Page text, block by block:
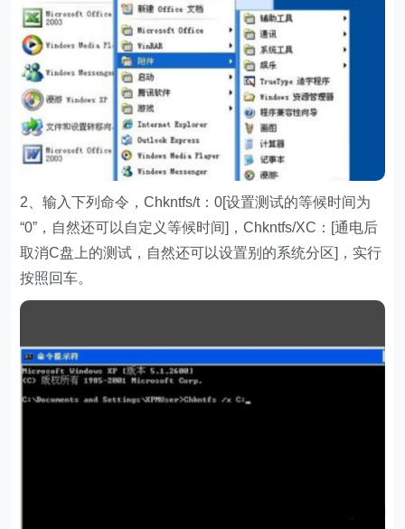
2、输入下列命令，Chkntfs/t：0[设置测试的等候时间为
“0”，自然还可以自定义等候时间]，Chkntfs/XC：[通电后
取消C盘上的测试，自然还可以设置别的系统分区]，实行
按照回车。